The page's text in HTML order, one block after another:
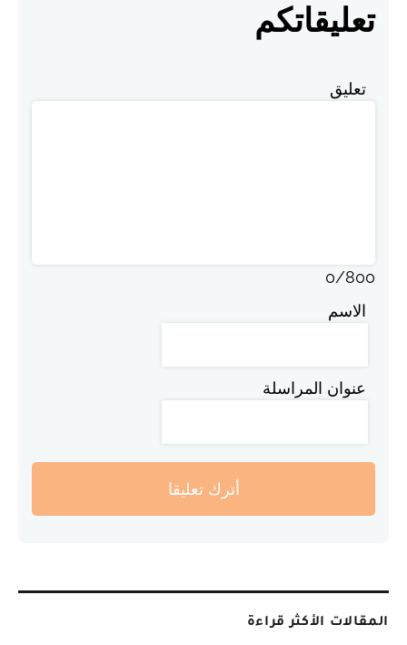
تعليقاتكم
تعليق
0/800
الاسم
عنوان المراسلة
أترك تعليقا
المقالات الأكثر قراءة